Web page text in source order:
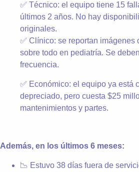
✅ Técnico: el equipo tiene 15
últimos 2 años. No hay
originales.
✅ Clínico: se reportan imágenes
sobre todo en pediatría. Se
frecuencia.
✅ Económico: el equipo ya está
depreciado, pero cuesta $25
mantenimientos y partes.
Además, en los últimos 6 meses:
📉 Estuvo 38 días fuera de